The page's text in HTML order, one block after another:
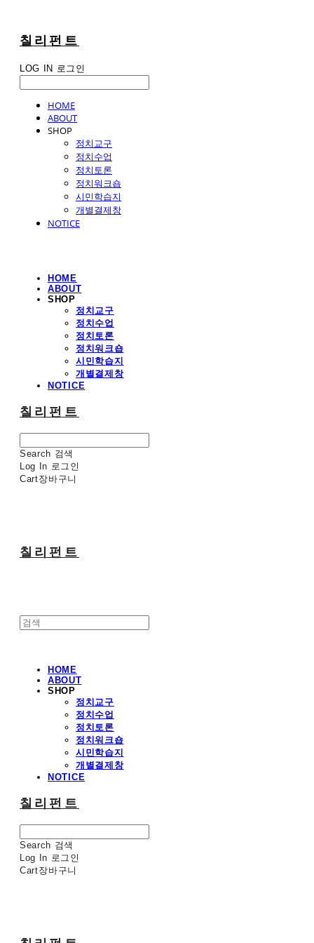
칠리펀트
LOG IN 로그인
HOME
ABOUT
SHOP
정치교구
정치수업
정치토론
정치워크숍
시민학습지
개별결제창
NOTICE
HOME
ABOUT
SHOP
정치교구
정치수업
정치토론
정치워크숍
시민학습지
개별결제창
NOTICE
칠리펀트
Search 검색
Log In 로그인
Cart장바구니
칠리펀트
HOME
ABOUT
SHOP
정치교구
정치수업
정치토론
정치워크숍
시민학습지
개별결제창
NOTICE
칠리펀트
Search 검색
Log In 로그인
Cart장바구니